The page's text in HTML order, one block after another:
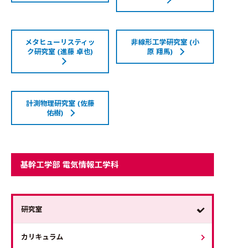
メタヒューリスティッ
ク研究室 (進藤 卓也)
非線形工学研究室 (小
原 翔馬)
計測物理研究室 (佐藤
佑樹)
基幹工学部 電気情報工学科
研究室
カリキュラム